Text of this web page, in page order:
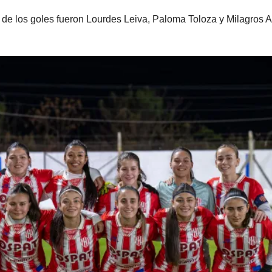
los goles fueron Lourdes Leiva, Paloma Toloza y Milagros